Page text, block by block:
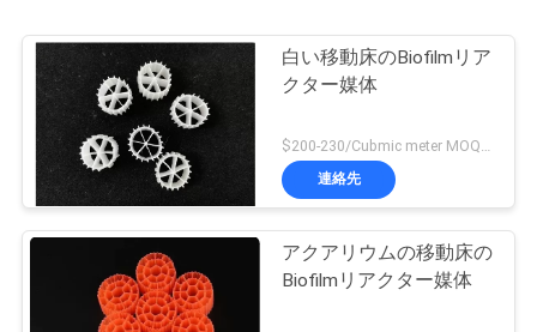
白い移動床のBiofilmリア
クター媒体
$200-230/Cubmic meter MOQ:1CubmicMeter
連絡先
アクアリウムの移動床の
Biofilmリアクター媒体